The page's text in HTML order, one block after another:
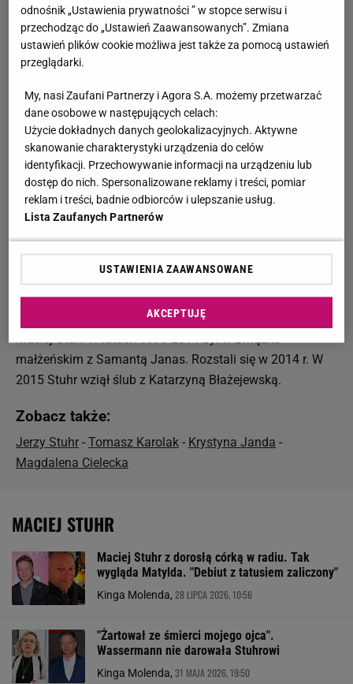
panieńskich" i "Mistyfikacji" (kolejne nominacje do Złotej
Kaczki). Za "Voccus" otrzymał nominację do Nagrody
Polskiego Kina Niezależnego im. Jana Machulskiego
(OFFskary). W 2013 r. triumfował na gali Orłów - otrzymał
statuetkę za "Pokłosie" (Najlepsza główna rola męska)
oraz nominację do nagrody za "Obławę" (Najlepsza
drugoplanowa rola męska). Zagrał w wielu filmach
docenianych przez krytyków m.in. w "Obywatelu" reżyserii
Jerzego Stuhra, musicalu "Excentrycy, czyli po słonecznej
stronie ulicy", biograficznym filmie "Wałęsa. Człowiek z
nadziei" czy "Drogówce". Na swoim koncie ma także role
w komediach romantycznych tj. "Listy do M.", "Listy do M.
2", "Facet (nie)potrzebny od zaraz", "Planeta singli". Stuhr
jest także aktorem dubbingowym.
Maciej Stuhr: życie prywatne
Maciej Stuhr w latach 1999-2014 był w związku
małżeńskim z Samantą Janas. Rozstali się w 2014 r. W
2015 Stuhr wziął ślub z Katarzyną Błażejewską.
Zobacz także:
Jerzy Stuhr - Tomasz Karolak - Krystyna Janda -
Magdalena Cielecka
MACIEJ STUHR
Maciej Stuhr z dorosłą córką w radiu. Tak
wygląda Matylda. "Debiut z tatusiem zaliczony"
Kinga Molenda, 28 LIPCA 2026, 10:56
"Żartował ze śmierci mojego ojca".
Wassermann nie darowała Stuhrowi
Kinga Molenda, 31 MAJA 2026, 19:50
odnośnik „Ustawienia prywatności ” w stopce serwisu i
przechodząc do „Ustawień Zaawansowanych”. Zmiana
ustawień plików cookie możliwa jest także za pomocą ustawień
przeglądarki.
My, nasi Zaufani Partnerzy i Agora S.A. możemy przetwarzać
dane osobowe w następujących celach:
Użycie dokładnych danych geolokalizacyjnych. Aktywne
skanowanie charakterystyki urządzenia do celów
identyfikacji. Przechowywanie informacji na urządzeniu lub
dostęp do nich. Spersonalizowane reklamy i treści, pomiar
reklam i treści, badnie odbiorców i ulepszanie usług.
Lista Zaufanych Partnerów
USTAWIENIA ZAAWANSOWANE
AKCEPTUJĘ